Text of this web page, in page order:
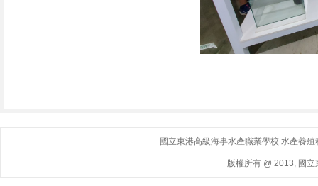
國立東港高級海事水產職業學校 水產養
版權所有 @ 2013, 國